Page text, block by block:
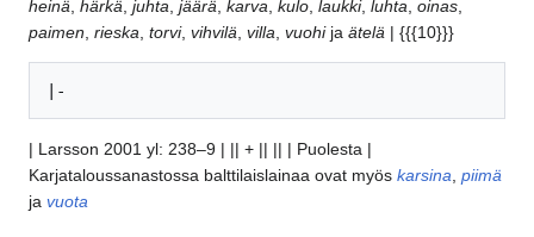
heinä härkä juhta jäärä karva kulo laukki, luhta oinas
paimen rieska torvi, vihvilä villa vuohija ätelä | {{{10}}}
| Larsson 2001 yl: 238–9 | || + || || | Puolesta |
Karjataloussanastossa balttilaislainaa ovat myös karsina piimä
ja vuota